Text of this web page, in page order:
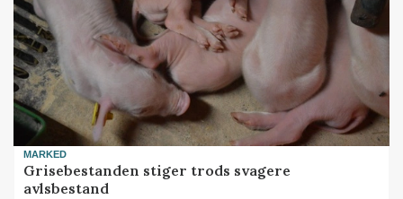
MARKED
Grisebestanden stiger trods svagere
avlsbestand